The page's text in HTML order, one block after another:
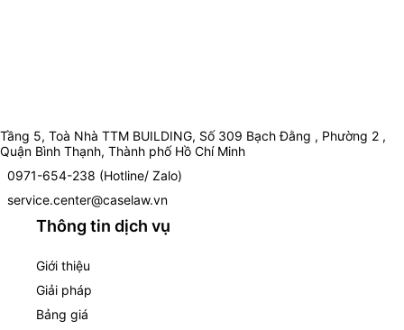
Tầng 5, Toà Nhà TTM BUILDING, Số 309 Bạch Đằng , Phường 2 ,
Quận Bình Thạnh, Thành phố Hồ Chí Minh
0971-654-238 (Hotline/ Zalo)
service.center@caselaw.vn
Thông tin dịch vụ
Giới thiệu
Giải pháp
Bảng giá